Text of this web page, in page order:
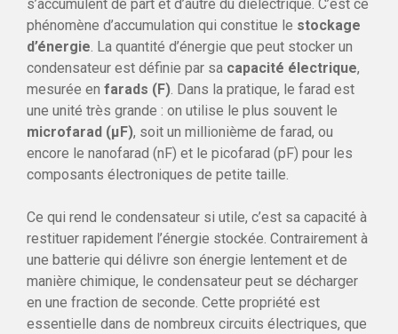
s’accumulent de part et d’autre du diélectrique. C’est ce
phénomène d’accumulation qui constitue le stockage
d’énergie. La quantité d’énergie que peut stocker un
condensateur est définie par sa capacité électrique,
mesurée en farads (F). Dans la pratique, le farad est
une unité très grande : on utilise le plus souvent le
microfarad (µF), soit un millionième de farad, ou
encore le nanofarad (nF) et le picofarad (pF) pour les
composants électroniques de petite taille.
Ce qui rend le condensateur si utile, c’est sa capacité à
restituer rapidement l’énergie stockée. Contrairement à
une batterie qui délivre son énergie lentement et de
manière chimique, le condensateur peut se décharger
en une fraction de seconde. Cette propriété est
essentielle dans de nombreux circuits électriques, que